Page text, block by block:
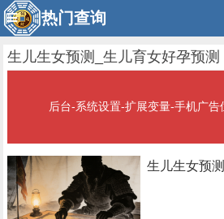
热门查询
生儿生女预测_生儿育女好孕预测
后台-系统设置-扩展变量-手机广
生儿生女预